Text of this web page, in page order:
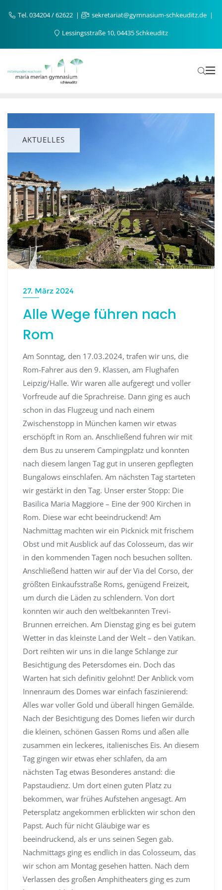
Tel. 034204 / 62622
sekretariat@gymnasium-schkeuditz.de
Lessingsstraße 10, 04435 Schkeuditz
AKTUELLES
27. März 2024
Alle Wege führen nach
Rom
Am Sonntag, den 17.03.2024, trafen wir uns, die
Rom-Fahrer aus den 9. Klassen, am Flughafen
Leipzig/Halle. Wir waren alle aufgeregt und voller
Vorfreude auf die Sprachreise. Dann ging es auch
schon in das Flugzeug und nach einem
Zwischenstopp in München kamen wir etwas
erschöpft in Rom an. Anschließend fuhren wir mit
dem Bus zu unserem Campingplatz und konnten
nach diesem langen Tag gut in unseren gepflegten
Bungalows einschlafen. Am nächsten Tag starteten
wir gestärkt in den Tag. Unser erster Stopp: Die
Basilica Maria Maggiore – Eine der 900 Kirchen in
Rom. Diese war echt beeindruckend! Am
Nachmittag machten wir ein Picknick mit frischem
Obst und mit Ausblick auf das Colosseum, das wir
in den kommenden Tagen noch besuchen sollten.
Anschließend hatten wir auf der Via del Corso, der
größten Einkaufsstraße Roms, genügend Freizeit,
um durch die Läden zu schlendern. Von dort
konnten wir auch den weltbekannten Trevi-
Brunnen erreichen. Am Dienstag ging es bei gutem
Wetter in das kleinste Land der Welt – den Vatikan.
Dort reihten wir uns in die lange Schlange zur
Besichtigung des Petersdomes ein. Doch das
Warten hat sich definitiv gelohnt! Der Anblick vom
Innenraum des Domes war einfach faszinierend:
Alles war voller Gold und überall hingen Gemälde.
Nach der Besichtigung des Domes liefen wir durch
die kleinen, schönen Gassen Roms und aßen alle
zusammen ein leckeres, italienisches Eis. An diesem
Tag gingen wir etwas eher schlafen, da am
nächsten Tag etwas Besonderes anstand: die
Papstaudienz. Um dort einen guten Platz zu
bekommen, war frühes Aufstehen angesagt. Am
Petersplatz angekommen erblickten wir schon den
Papst. Auch für nicht Gläubige war es
beeindruckend, als er uns seinen Segen gab.
Nachmittags ging es endlich in das Colosseum, das
wir schon am Montag gesehen hatten. Nach dem
Verlassen des großen Amphitheaters ging es zum